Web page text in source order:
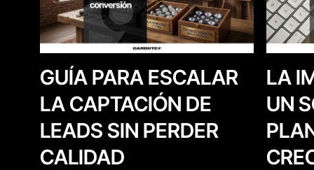
GUÍA PARA ESCALAR
LA CAPTACIÓN DE
LEADS SIN PERDER
CALIDAD
LA
UN